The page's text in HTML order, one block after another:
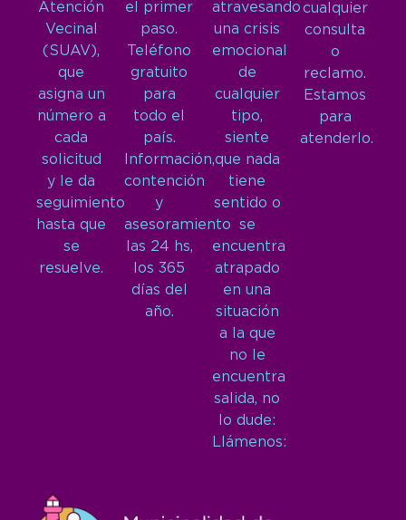
Atención
Vecinal
(SUAV),
que
asigna un
número a
cada
solicitud
y le da
seguimiento
hasta que
se
resuelve.
el primer
paso.
Teléfono
gratuito
para
todo el
país.
Información,
contención
y
asesoramiento
las 24 hs,
los 365
días del
año.
atravesando
una crisis
emocional
de
cualquier
tipo,
siente
que nada
tiene
sentido o
se
encuentra
atrapado
en una
situación
a la que
no le
encuentra
salida, no
lo dude:
Llámenos:
cualquier
consulta
o
reclamo.
Estamos
para
atenderlo.